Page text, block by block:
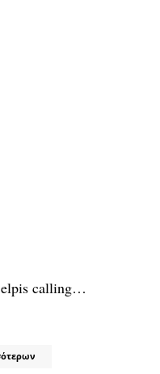
calling…